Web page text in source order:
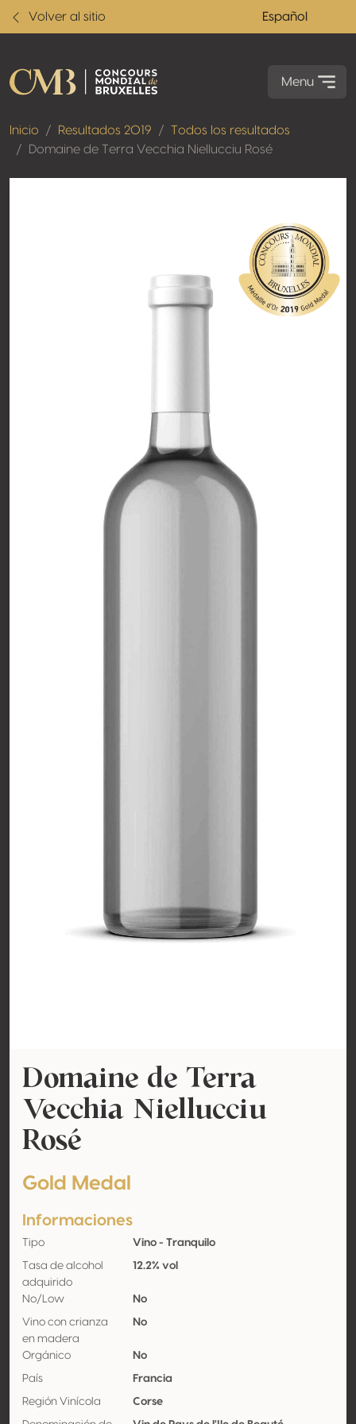
Volver al sitio Español
Menu
Inicio Resultados 2019
Todos los resultados
Domaine de Terra Vecchia Niellucciu Rosé
Domaine de Terra
Vecchia Niellucciu
Rosé
Gold Medal
Informaciones
Tipo Vino - Tranquilo
Tasa de alcohol
adquirido
12.2% vol
No/Low No
Vino con crianza
en madera
No
Orgánico No
País Francia
Región Vinícola Corse